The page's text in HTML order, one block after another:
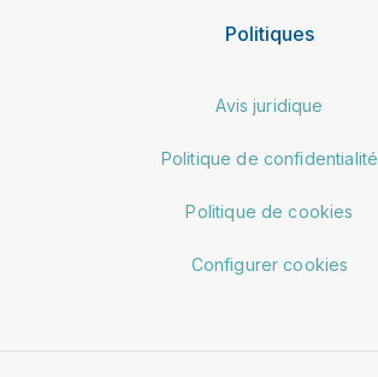
Politiques
Avis juridique
Politique de confidentialité
Politique de cookies
Configurer cookies